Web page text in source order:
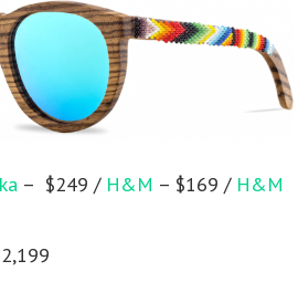
– $249 / H&M – $169 / H&M